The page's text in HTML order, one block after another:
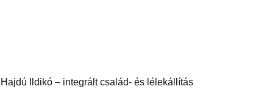
Hajdú Ildikó – integrált család- és lélekállítás